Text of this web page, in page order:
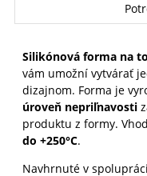
Silikónová forma na
vám umožní vytvárať
dizajnom. Forma je
úroveň nepriľnavosti
produktu z formy. V
do +250°C.
Navhrnuté v